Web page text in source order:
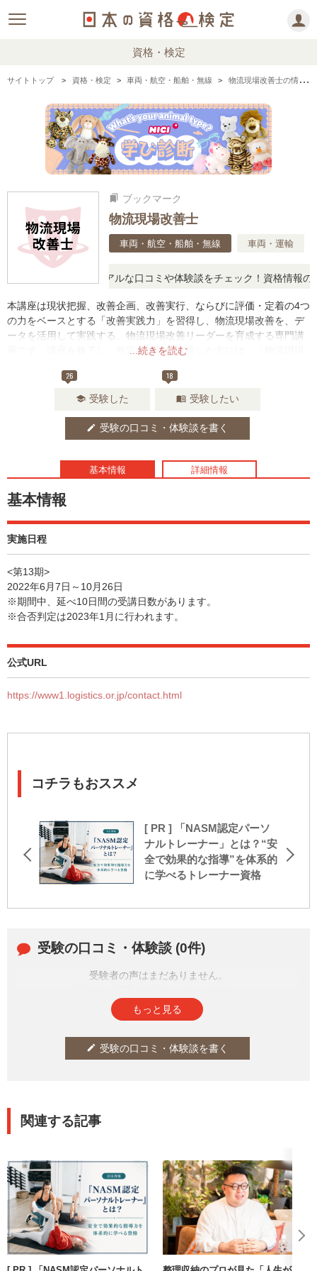
資格・検定
サイトトップ 資格・検定 車両・航空・船舶・無線 物流現場改善士の情報まとめ
bookmarks ブックマーク
物流現場改善士
車両・航空・船舶・無線 車両・運輸
問に思ったら、リアルな口コミや体験談をチェック！資格情報の下
...続きを読む
本講座は現状把握、改善企画、改善実行、ならびに評価・定着の4つ
の力をベースとする「改善実践力」を習得し、物流現場改善を、デ
ータを活用して実践する、物流現場改善リーダーを育成する専門講
座です。講座を修了し、所定の試験に合格した方には、「物流現場
26
school 受験した
18
menu_book 受験したい
edit 受験の口コミ・体験談を書く
基本情報 詳細情報
基本情報
実施日程
<第13期>
2022年6月7日～10月26日
※期間中、延べ10日間の受講日数があります。
※合否判定は2023年1月に行われます。
公式URL
https://www1.logistics.or.jp/contact.html
コチラもおススメ
[ PR ] 「NASM認定パーソ
ナルトレーナー」とは？“安
全で効果的な指導”を体系的
に学べるトレーナー資格
受験の口コミ・体験談 (0件)
受験者の声はまだありません。
もっと見る
edit 受験の口コミ・体験談を書く
関連する記事